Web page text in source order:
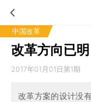
中国改革
改革方向已
2017年01月01日第1期
改革方案的设计没